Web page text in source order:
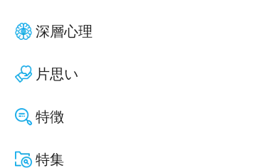
深層心理
片思い
特徴
特集